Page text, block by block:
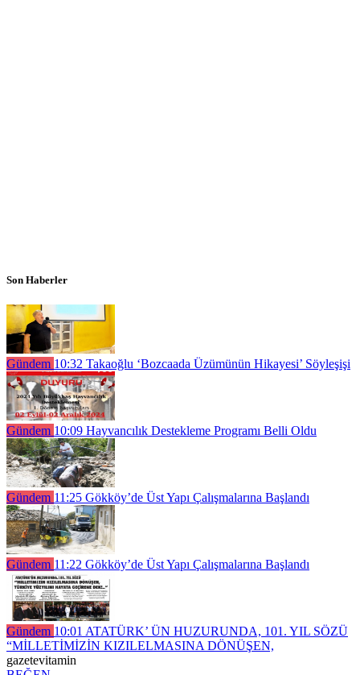
Son Haberler
Gündem 10:32 Takaoğlu ‘Bozcaada Üzümünün Hikayesi’ Söyleşişi
Gündem 10:09 Hayvancılık Destekleme Programı Belli Oldu
Gündem 11:25 Gökköy’de Üst Yapı Çalışmalarına Başlandı
Gündem 11:22 Gökköy’de Üst Yapı Çalışmalarına Başlandı
Gündem 10:01 ATATÜRK’ ÜN HUZURUNDA, 101. YIL SÖZÜ
“MİLLETİMİZİN KIZILELMASINA DÖNÜŞEN,
gazetevitamin